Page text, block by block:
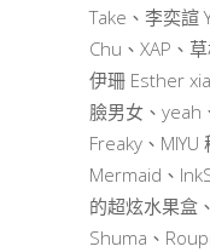
Take、李奕諠
Chu、XAP、
伊珊 Esther
臉男女、yeah
Freaky、
Mermaid、
的超炫水果盒
Shuma、